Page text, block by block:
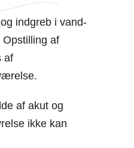
indgreb i vand-
af
af
af akut og
ikke kan